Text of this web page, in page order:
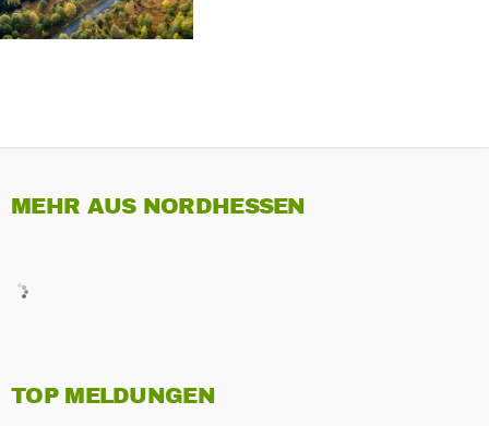
MEHR AUS NORDHESSEN
TOP MELDUNGEN